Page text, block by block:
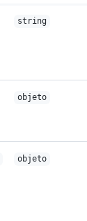
string
objeto
objeto